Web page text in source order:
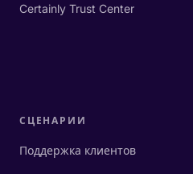
Certainly Trust Center
СЦЕНАРИИ
Поддержка клиентов